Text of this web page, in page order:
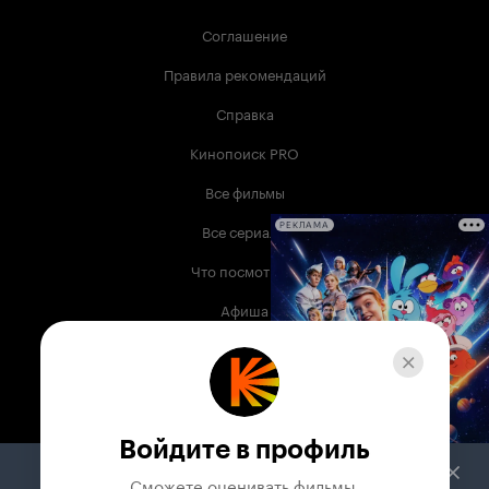
покорив тем самым кучу зрителей по всему
постоянного веселья и релакса его не советую,
Соглашение
Правила рекомендаций
Справка
Кинопоиск PRO
Все фильмы
Все сериалы
Что посмотреть
Афиша
Музыка
Телепрограмма
Служба поддержки
РЕКЛАМА
Войдите в профиль